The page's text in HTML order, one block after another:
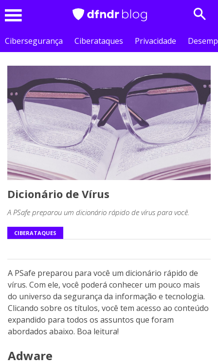
Cibersegurança
Ciberataques Privacidade
Dicionário de Vírus
A PSafe preparou um dicionário rápido de vírus para você.
CIBERATAQUES
A PSafe preparou para você um dicionário rápido de
vírus. Com ele, você poderá conhecer um pouco mais
do universo da segurança da informação e tecnologia.
Clicando sobre os títulos, você tem acesso ao conteúdo
expandido para todos os assuntos que foram
abordados abaixo. Boa leitura!
Adware